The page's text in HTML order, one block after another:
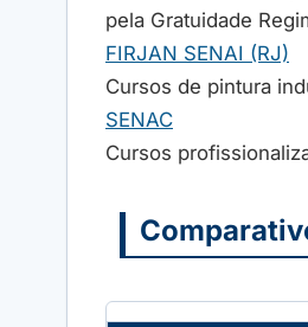
pela Gratuidade
FIRJAN SENAI (RJ)
Cursos de pintura
SENAC
Cursos